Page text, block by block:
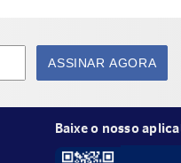
ASSINAR AGORA
Baixe o nosso